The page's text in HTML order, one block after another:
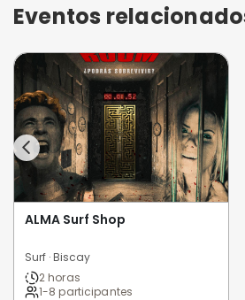
Eventos
ALMA Surf Shop
Surf · Biscay
2 horas
1-8 participantes